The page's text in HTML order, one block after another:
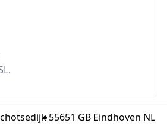
NL
podcastserie aangeschaft
55651 GB Eindhoven NL